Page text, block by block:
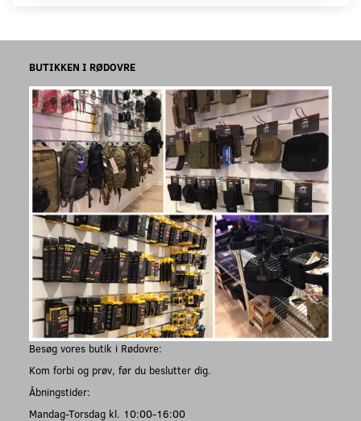
BUTIKKEN I RØDOVRE
Besøg vores butik i Rødovre:
Kom forbi og prøv, før du beslutter dig.
Åbningstider:
Mandag-Torsdag kl. 10:00-16:00